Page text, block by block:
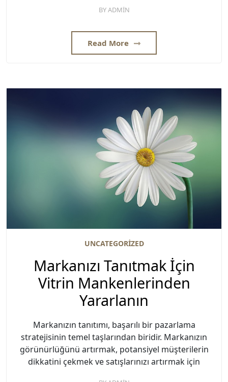
BYADMIN
Read More
UNCATEGORIZED
Markanızı Tanıtmak İçin
Vitrin Mankenlerinden
Yararlanın
Markanızın tanıtımı, başarılı bir pazarlama
stratejisinin temel taşlarından biridir. Markanızın
görünürlüğünü artırmak, potansiyel müşterilerin
dikkatini çekmek ve satışlarınızı artırmak için